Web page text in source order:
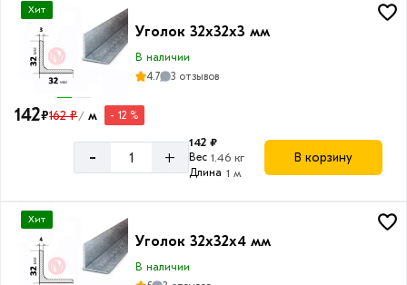
Хит
Уголок 32х32х3 мм
В наличии
4.7
3 отзывов
142₽162 ₽/ м - 12 %
- +
142 ₽
Вес 1.46 кг
Длина 1 м
В корзину
Хит
Уголок 32х32х4 мм
В наличии